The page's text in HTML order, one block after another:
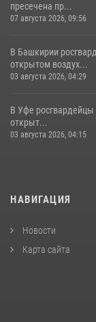
пресечена пр...
07 августа 2026, 09:56
В Башкирии
открытом воздух...
03 августа 2026, 04:29
В Уфе
открыт...
03 августа 2026, 04:15
НАВИГАЦИЯ
Новости
Карта сайта